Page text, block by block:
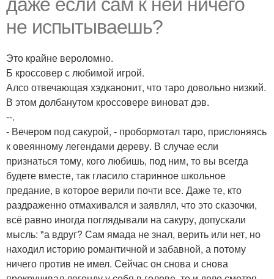
не испытываешь?
Это крайне вероломно.
Б кроссовер с любимой игрой.
Алсо отвечающая хэдканонит, что таро довольно низкий.
В этом долбанутом кроссовере виноват дэв.
--.
- Вечером под сакурой, - пробормотал таро, прислоняясь
к овеянному легендами дереву. В случае если
признаться тому, кого любишь, под ним, то вы всегда
будете вместе, так гласило старинное школьное
предание, в которое верили почти все. Даже те, кто
раздраженно отмахивался и заявлял, что это сказочки,
всё равно иногда поглядывали на сакуру, допускали
мысль: "а вдруг? Сам ямада не знал, верить или нет, но
находил историю романтичной и забавной, а потому
ничего против не имел. Сейчас он снова и снова